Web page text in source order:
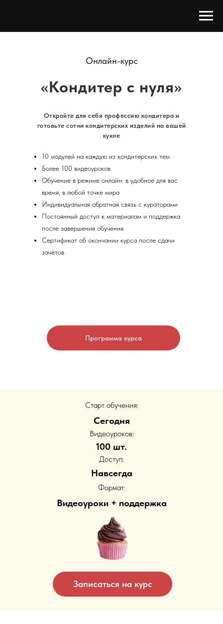
«Кондитер с нуля»
Откройте для себя профессию кондитера и
готовьте сотни кондитерских изделий на вашей
кухне
Программа курса
Онлайн-курс
10 модулей на каждую из кондитерских тем
Более 100 видеоуроков
Обучение в режиме онлайн: в удобное для вас
время, в любой точке мира
Индивидуальная обратная связь с кураторами
Постоянный доступ к материалам и поддержка
после завершения обучения
Сертификат об окончании курса после сдачи
зачётов
Старт обучения:
100 шт.
Формат:
Видеоуроков:
Видеоуроки + поддержка
Записаться на курс
Доступ:
Навсегда
Сегодня